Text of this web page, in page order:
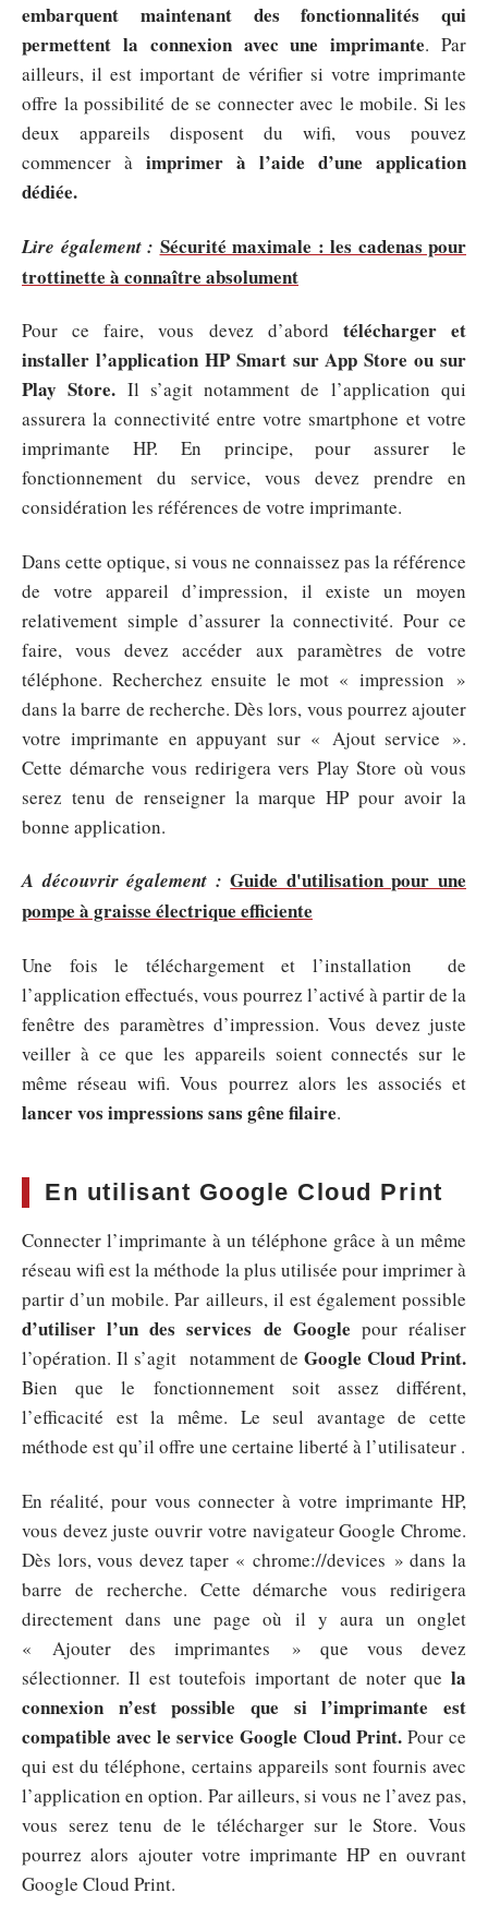
embarquent maintenant des fonctionnalités qui
permettent la connexion avec une imprimante. Par
ailleurs, il est important de vérifier si votre imprimante
offre la possibilité de se connecter avec le mobile. Si les
deux appareils disposent du wifi, vous pouvez
commencer à imprimer à l’aide d’une application
dédiée.
Lire également : Sécurité maximale : les cadenas pour
trottinette à connaître absolument
Pour ce faire, vous devez d’abord télécharger et
installer l’application HP Smart sur App Store ou sur
Play Store. Il s’agit notamment de l’application qui
assurera la connectivité entre votre smartphone et votre
imprimante HP. En principe, pour assurer le
fonctionnement du service, vous devez prendre en
considération les références de votre imprimante.
Dans cette optique, si vous ne connaissez pas la référence
de votre appareil d’impression, il existe un moyen
relativement simple d’assurer la connectivité. Pour ce
faire, vous devez accéder aux paramètres de votre
téléphone. Recherchez ensuite le mot « impression »
dans la barre de recherche. Dès lors, vous pourrez ajouter
votre imprimante en appuyant sur « Ajout service ».
Cette démarche vous redirigera vers Play Store où vous
serez tenu de renseigner la marque HP pour avoir la
bonne application.
A découvrir également : Guide d'utilisation pour une
pompe à graisse électrique efficiente
Une fois le téléchargement et l’installation de
l’application effectués, vous pourrez l’activé à partir de la
fenêtre des paramètres d’impression. Vous devez juste
veiller à ce que les appareils soient connectés sur le
même réseau wifi. Vous pourrez alors les associés et
lancer vos impressions sans gêne filaire.
En utilisant Google Cloud Print
Connecter l’imprimante à un téléphone grâce à un même
réseau wifi est la méthode la plus utilisée pour imprimer à
partir d’un mobile. Par ailleurs, il est également possible
d’utiliser l’un des services de Google pour réaliser
l’opération. Il s’agit notamment deGoogle Cloud Print.
Bien que le fonctionnement soit assez différent,
l’efficacité est la même. Le seul avantage de cette
méthode est qu’il offre une certaine liberté à l’utilisateur .
En réalité, pour vous connecter à votre imprimante HP,
vous devez juste ouvrir votre navigateur Google Chrome.
Dès lors, vous devez taper « chrome://devices » dans la
barre de recherche. Cette démarche vous redirigera
directement dans une page où il y aura un onglet
« Ajouter des imprimantes » que vous devez
sélectionner. Il est toutefois important de noter que la
connexion n’est possible que si l’imprimante est
compatible avec le service Google Cloud Print. Pour ce
qui est du téléphone, certains appareils sont fournis avec
l’application en option. Par ailleurs, si vous ne l’avez pas,
vous serez tenu de le télécharger sur le Store. Vous
pourrez alors ajouter votre imprimante HP en ouvrant
Google Cloud Print.